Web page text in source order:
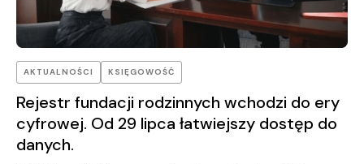
AKTUALNOŚCI KSIĘGOWOŚĆ
Rejestr fundacji rodzinnych wchodzi do ery
cyfrowej. Od 29 lipca łatwiejszy dostęp do
danych.